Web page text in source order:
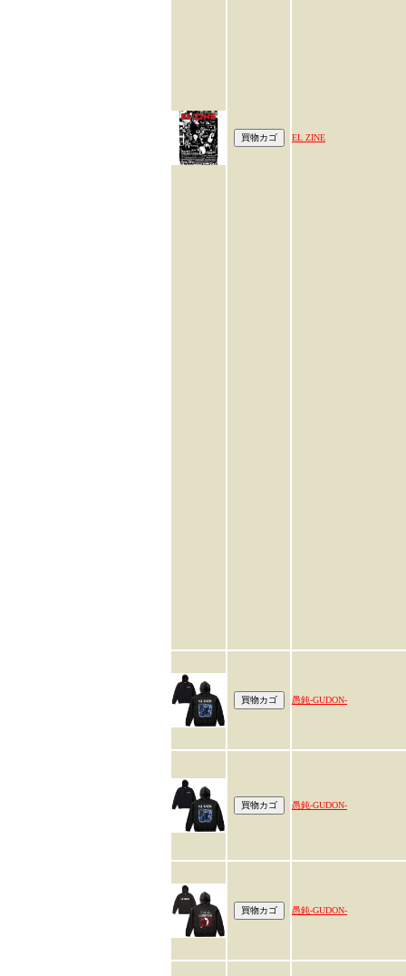
EL ZINE
愚鈍-GUDON-
愚鈍-GUDON-
愚鈍-GUDON-